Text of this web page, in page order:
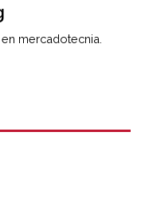
mercadotecnia.